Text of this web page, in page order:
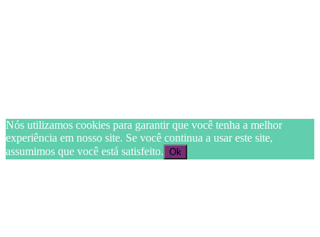
Nós utilizamos cookies para garantir que você tenha a melhor
experiência em nosso site. Se você continua a usar este site,
assumimos que você está satisfeito. Ok